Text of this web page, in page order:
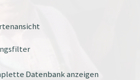
Datenbank anzeigen